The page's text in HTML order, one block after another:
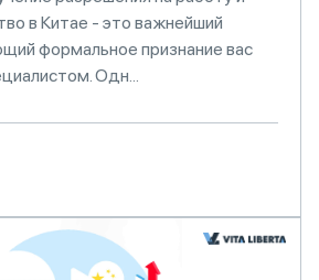
в Китае - это важнейший
формальное признание вас
Одн...